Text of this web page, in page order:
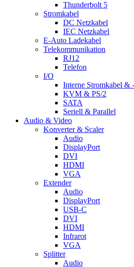
Thunderbolt 5
Stromkabel
DC Netzkabel
IEC Netzkabel
E-Auto Ladekabel
Telekommunikation
RJ12
Telefon
I/O
Interne Stromkabel &
KVM & PS/2
SATA
Seriell & Parallel
Audio & Video
Konverter & Scaler
Audio
DisplayPort
DVI
HDMI
VGA
Extender
Audio
DisplayPort
USB-C
DVI
HDMI
Infrarot
VGA
Splitter
Audio